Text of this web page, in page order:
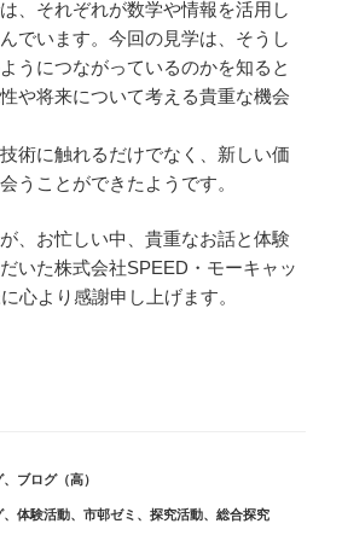
、それぞれが数学や情報を活用し
でいます。今回の見学は、そうし
うにつながっているのかを知ると
や将来について考える貴重な機会
術に触れるだけでなく、新しい価
うことができたようです。
、お忙しい中、貴重なお話と体験
いた株式会社SPEED・モーキャッ
心より感謝申し上げます。
、 ブログ（高）
、 体験活動、 市邨ゼミ 、 探究活動、 総合探究